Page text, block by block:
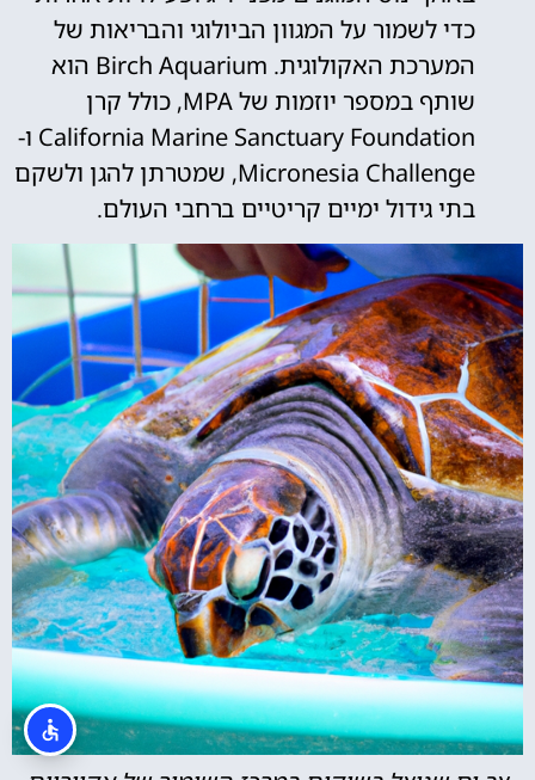
כדי לשמור על המגוון הביולוגי והבריאות של
המערכת האקולוגית. Birch Aquarium הוא
שותף במספר יוזמות של MPA, כולל קרן
California Marine Sanctuary Foundation ו-
Micronesia Challenge, שמטרתן להגן ולשקם
בתי גידול ימיים קריטיים ברחבי העולם.